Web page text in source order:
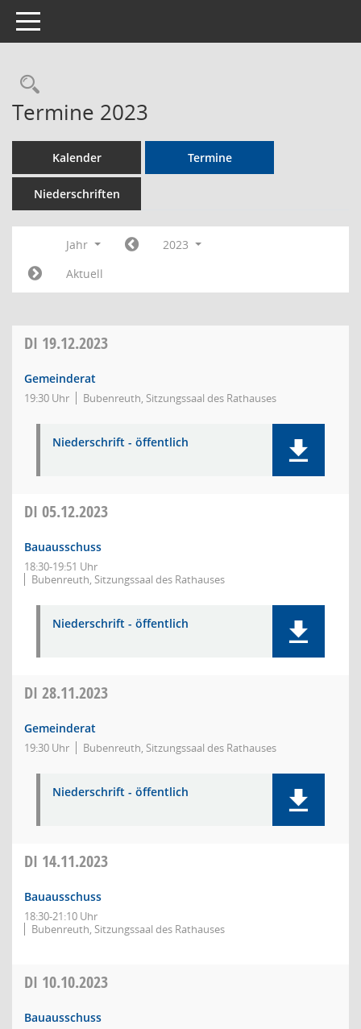
Toggle navigation
Rechercheauswahl
Termine 2023
Kalender Termine
Niederschriften
Jahr
2023
Aktuell
DI 19.12.2023
Gemeinderat
19:30 Uhr Bubenreuth, Sitzungssaal des Rathauses
Niederschrift - öffentlich
DI 05.12.2023
Bauausschuss
18:30-19:51 Uhr
Bubenreuth, Sitzungssaal des Rathauses
Niederschrift - öffentlich
DI 28.11.2023
Gemeinderat
19:30 Uhr Bubenreuth, Sitzungssaal des Rathauses
Niederschrift - öffentlich
DI 14.11.2023
Bauausschuss
18:30-21:10 Uhr
Bubenreuth, Sitzungssaal des Rathauses
DI 10.10.2023
Bauausschuss